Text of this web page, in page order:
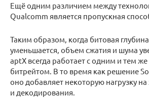
Ещё одним различием между
Qualcomm является пропускная
Таким образом, когда битовая
уменьшается, объем сжатия и шума
aptX всегда работает с одним и тем
битрейтом. В то время как решение
оно добавляет некоторую нагрузку
и декодирования.